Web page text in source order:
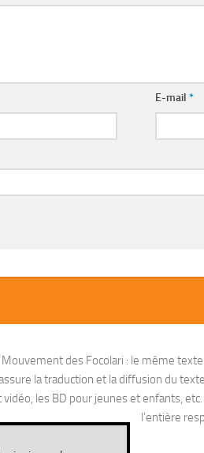
E-mail*
des Focolari : le même
la traduction et la diffusion du
les BD pour jeunes et enfants,
l’entière